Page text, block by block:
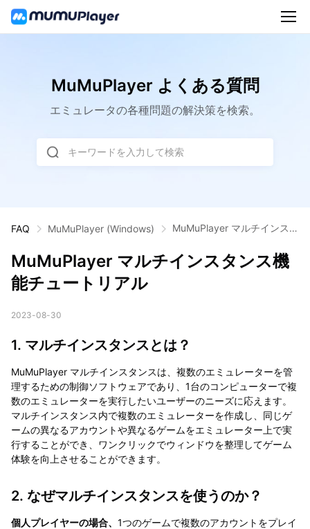
MuMuPlayer よくある質問
エミュレータの各種問題の解決策を検索。
キーワードを入力して検索
FAQ MuMuPlayer (Windows)
MuMuPlayer マルチインスタ
MuMuPlayer マルチインスタンス機
能チュートリアル
2023-08-30
1. マルチインスタンスとは？
MuMuPlayer マルチインスタンスは、複数のエミュレーターを管
理するための制御ソフトウェアであり、1台のコンピューターで複
数のエミュレーターを実行したいユーザーのニーズに応えます。
マルチインスタンス内で複数のエミュレーターを作成し、同じゲ
ームの異なるアカウントや異なるゲームをエミュレーター上で実
行することができ、ワンクリックでウィンドウを整理してゲーム
体験を向上させることができます。
2. なぜマルチインスタンスを使うのか？
個人プレイヤーの場合、 1つのゲームで複数のアカウントをプレイ